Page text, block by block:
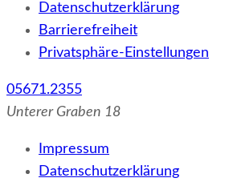
Datenschutzerklärung
Barrierefreiheit
Privatsphäre-Einstellungen
05671.2355
Unterer Graben 18
Impressum
Datenschutzerklärung